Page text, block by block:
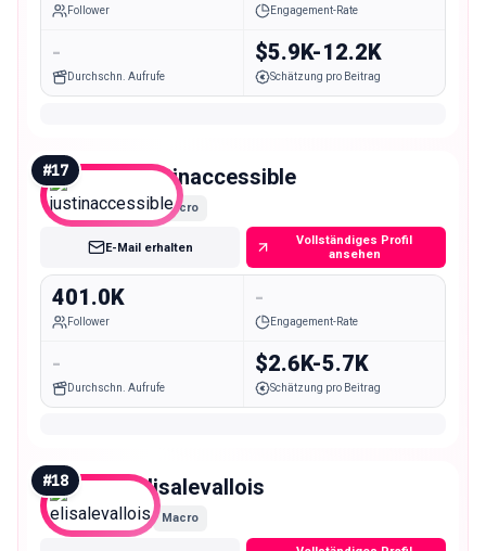
Follower Engagement-Rate
-
Durchschn. Aufrufe
$5.9K-12.2K
Schätzung pro Beitrag
#17 justinaccessible
Macro
E-Mail erhalten
Vollständiges Profil
ansehen
401.0K
Follower
-
Engagement-Rate
-
Durchschn. Aufrufe
$2.6K-5.7K
Schätzung pro Beitrag
#18 elisalevallois
Macro